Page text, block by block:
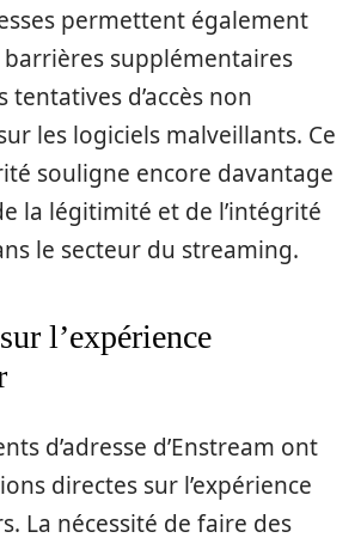
permettent également
barrières supplémentaires
d’accès non
les logiciels malveillants. Ce
souligne encore davantage
la légitimité et de l’intégrité
le secteur du streaming.
l’expérience
d’adresse d’Enstream ont
directes sur l’expérience
La nécessité de faire des